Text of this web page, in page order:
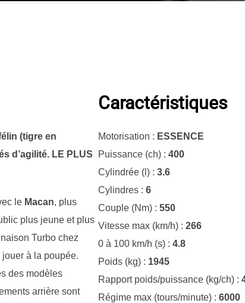
(tigre en
d’agilité. LE PLUS
le Macan, plus
plus jeune et plus
Turbo chez
jouer à la poupée.
des modèles
arrière sont
Caractéristiques
Motorisation : ESSENCE
Puissance (ch) : 400
Cylindrée (l) : 3.6
Cylindres : 6
Couple (Nm) : 550
Vitesse max (km/h) : 266
0 à 100 km/h (s) : 4.8
Poids (kg) : 1945
Rapport poids/puissance (kg/ch) :
Régime max (tours/minute) : 6000